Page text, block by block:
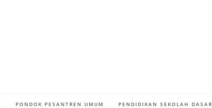
PONDOK PESANTREN UMUM PENDIDIKAN SEKOLAH DASAR